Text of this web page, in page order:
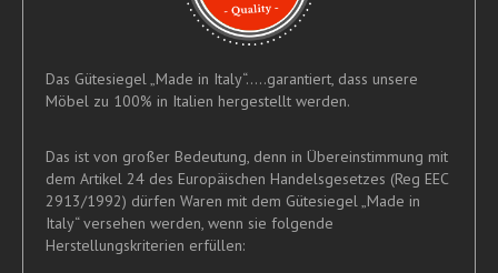
Das Gütesiegel „Made in Italy“.....garantiert, dass unsere
Möbel zu 100% in Italien hergestellt werden.
Das ist von großer Bedeutung, denn in Übereinstimmung mit
dem Artikel 24 des Europäischen Handelsgesetzes (Reg EEC
2913/1992) dürfen Waren mit dem Gütesiegel „Made in
Italy“ versehen werden, wenn sie folgende
Herstellungskriterien erfüllen: